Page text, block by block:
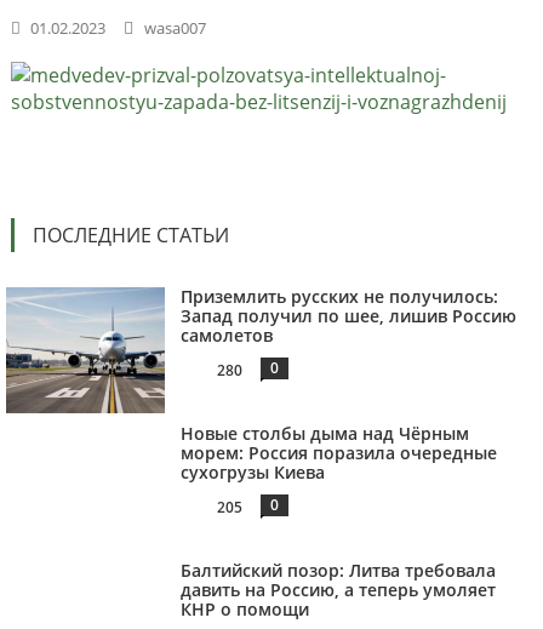
01.02.2023 wasa007
ПОСЛЕДНИЕ СТАТЬИ
Приземлить русских не получилось:
Запад получил по шее, лишив Россию
самолетов
280 0
Новые столбы дыма над Чёрным
морем: Россия поразила очередные
сухогрузы Киева
205 0
Балтийский позор: Литва требовала
давить на Россию, а теперь умоляет
КНР о помощи